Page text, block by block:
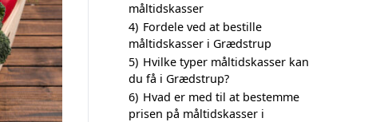
måltidskasser
4) Fordele ved at bestille
måltidskasser i Grædstrup
5) Hvilke typer måltidskasser kan
du få i Grædstrup?
6) Hvad er med til at bestemme
prisen på måltidskasser i